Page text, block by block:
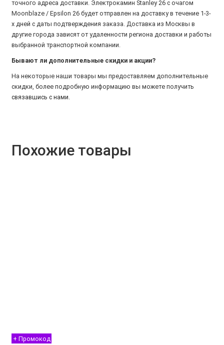
точного адреса доставки. Электрокамин Stanley 26 с очагом
Moonblaze / Epsilon 26 будет отправлен на доставку в течение 1-3-
х дней с даты подтверждения заказа. Доставка из Москвы в
другие города зависят от удаленности региона доставки и работы
выбранной транспортной компании.
Бывают ли дополнительные скидки и акции?
На некоторые наши товары мы предоставляем дополнительные
скидки, более подробную информацию вы можете получить
связавшись с нами.
Похожие товары
+ Промокод